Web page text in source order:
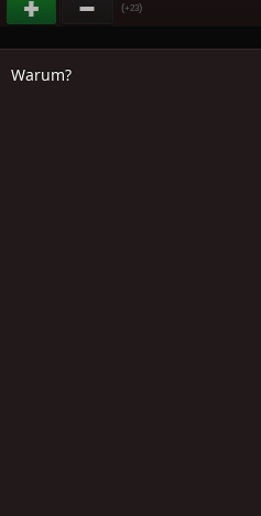
(+23)
Warum?